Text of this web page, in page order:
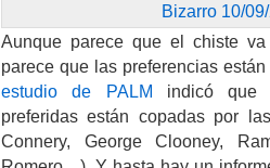
Bizarro 10/
Aunque parece que el chiste
parece que las preferencias
estudio de PALM indicó que
preferidas están copadas por
Connery, George Clooney,